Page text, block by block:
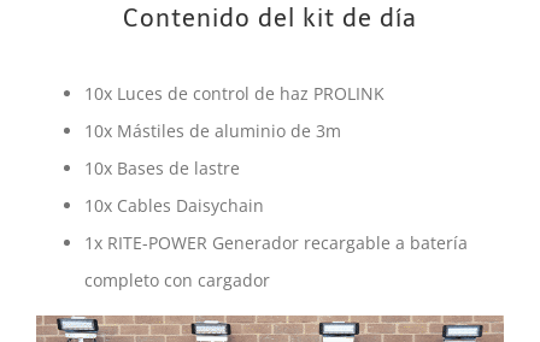
Contenido del kit de día
10x Luces de control de haz PROLINK
10x Mástiles de aluminio de 3m
10x Bases de lastre
10x Cables Daisychain
1x RITE-POWER Generador recargable a batería
completo con cargador